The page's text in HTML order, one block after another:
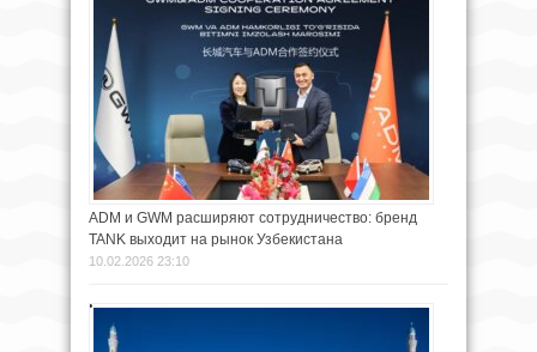
ADM и GWM расширяют сотрудничество: бренд
TANK выходит на рынок Узбекистана
10.02.2026 23:10